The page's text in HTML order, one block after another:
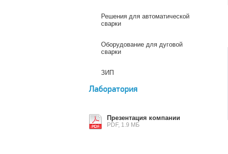
Решения для автоматической
сварки
Оборудование для дуговой
сварки
ЗИП
Лаборатория
Презентация компании
PDF, 1.9 МБ